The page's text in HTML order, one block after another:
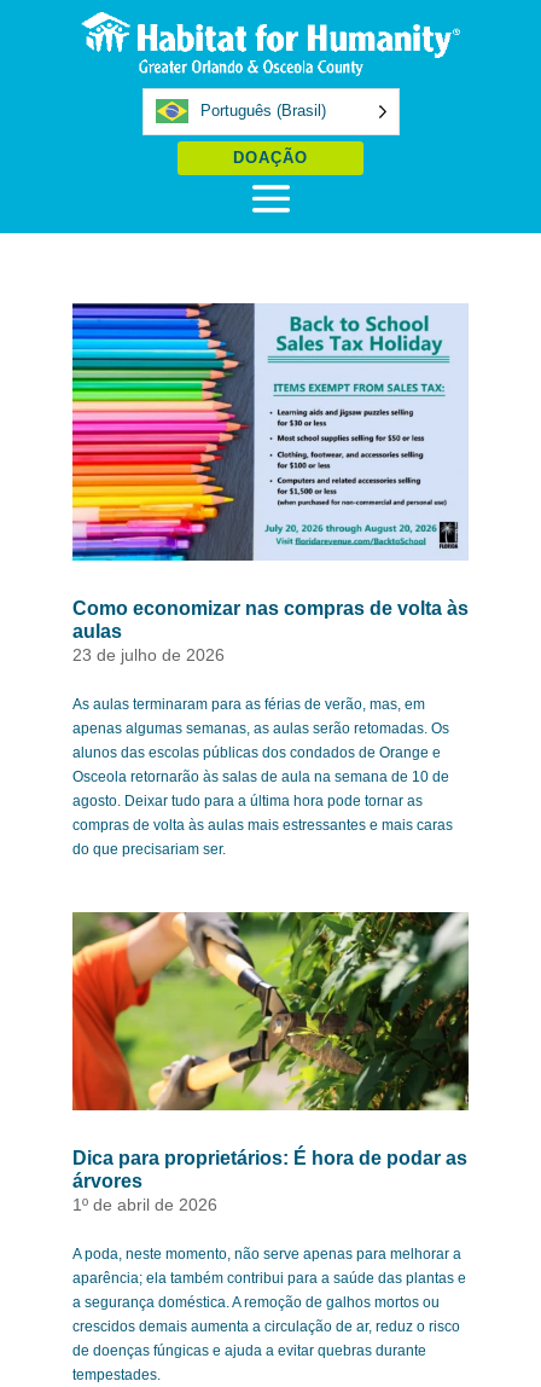
Português (Brasil)
DOAÇÃO
Como economizar nas compras de volta às
aulas
23 de julho de 2026
As aulas terminaram para as férias de verão, mas, em
apenas algumas semanas, as aulas serão retomadas. Os
alunos das escolas públicas dos condados de Orange e
Osceola retornarão às salas de aula na semana de 10 de
agosto. Deixar tudo para a última hora pode tornar as
compras de volta às aulas mais estressantes e mais caras
do que precisariam ser.
Dica para proprietários: É hora de podar as
árvores
1º de abril de 2026
A poda, neste momento, não serve apenas para melhorar a
aparência; ela também contribui para a saúde das plantas e
a segurança doméstica. A remoção de galhos mortos ou
crescidos demais aumenta a circulação de ar, reduz o risco
de doenças fúngicas e ajuda a evitar quebras durante
tempestades.